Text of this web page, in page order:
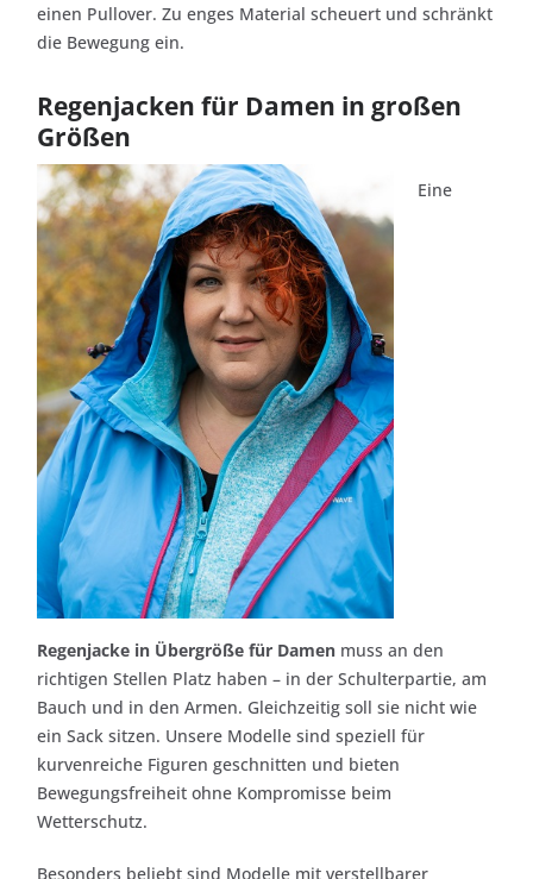
einen Pullover. Zu enges Material scheuert und schränkt
die Bewegung ein.
Regenjacken für Damen in großen
Größen
Eine
Regenjacke in Übergröße für Damen muss an den
richtigen Stellen Platz haben – in der Schulterpartie, am
Bauch und in den Armen. Gleichzeitig soll sie nicht wie
ein Sack sitzen. Unsere Modelle sind speziell für
kurvenreiche Figuren geschnitten und bieten
Bewegungsfreiheit ohne Kompromisse beim
Wetterschutz.
Besonders beliebt sind Modelle mit verstellbarer